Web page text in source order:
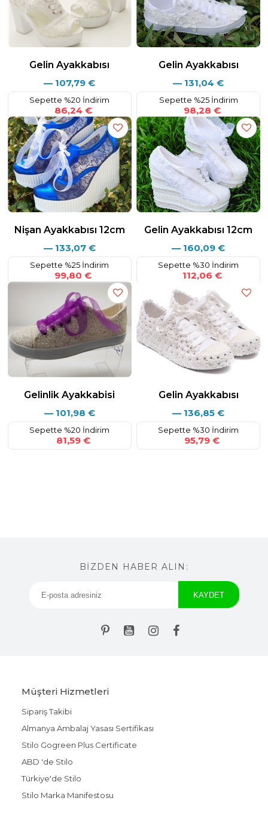
Lütfen Satın alma İle ilgili bu açıklamada sorularınız varsa bizimle
iletişime geçmekten çekinmeyin ;
Eposta : info@ayakkabitutkusu.com
Whatsaap&Tel : +90 532 584 25 80
Gelin Ayakkabısı
— 107,79 €
Sepette %20 İndirim
86,24 €
Gelin Ayakkabısı
— 131,04 €
Sepette %25 İndirim
98,28 €
Nişan Ayakkabısı 12cm
— 133,07 €
Sepette %25 İndirim
99,80 €
Gelin Ayakkabısı 12cm
— 160,09 €
Sepette %30 İndirim
112,06 €
Gelinlik Ayakkabisi
— 101,98 €
Sepette %20 İndirim
81,59 €
Gelin Ayakkabısı
— 136,85 €
Sepette %30 İndirim
95,79 €
BİZDEN HABER ALIN:
Müşteri Hizmetleri
Sipariş Takibi
Almanya Ambalaj Yasası Sertifikası
Stilo Gogreen Plus Certificate
ABD 'de Stilo
Türkiye'de Stilo
Stilo Marka Manifestosu